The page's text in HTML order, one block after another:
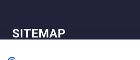
SITEMAP
LEGAL